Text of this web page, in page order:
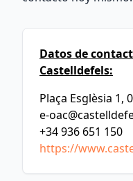
Datos de
Castelldefels:
Plaça Esglèsia 1,
e-
+34 936 651 150
https://